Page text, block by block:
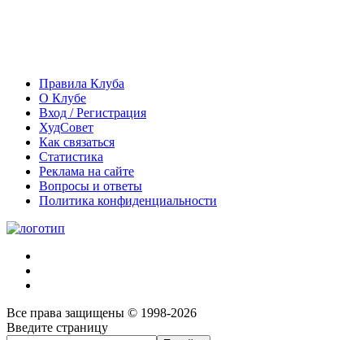
Правила Клуба
О Клубе
Вход / Регистрация
ХудСовет
Как связаться
Статистика
Реклама на сайте
Вопросы и ответы
Политика конфиденциальности
Все права защищены © 1998-2026
Введите страницу